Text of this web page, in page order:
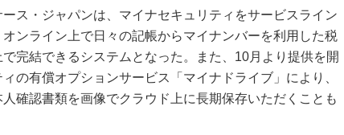
ス・ジャパンは、マイナセキュリティをサービスライン
ンライン上で日々の記帳からマイナンバーを利用した税
完結できるシステムとなった。また、10月より提供を開
の有償オプションサービス「マイナドライブ」により、
確認書類を画像でクラウド上に長期保存いただくことも